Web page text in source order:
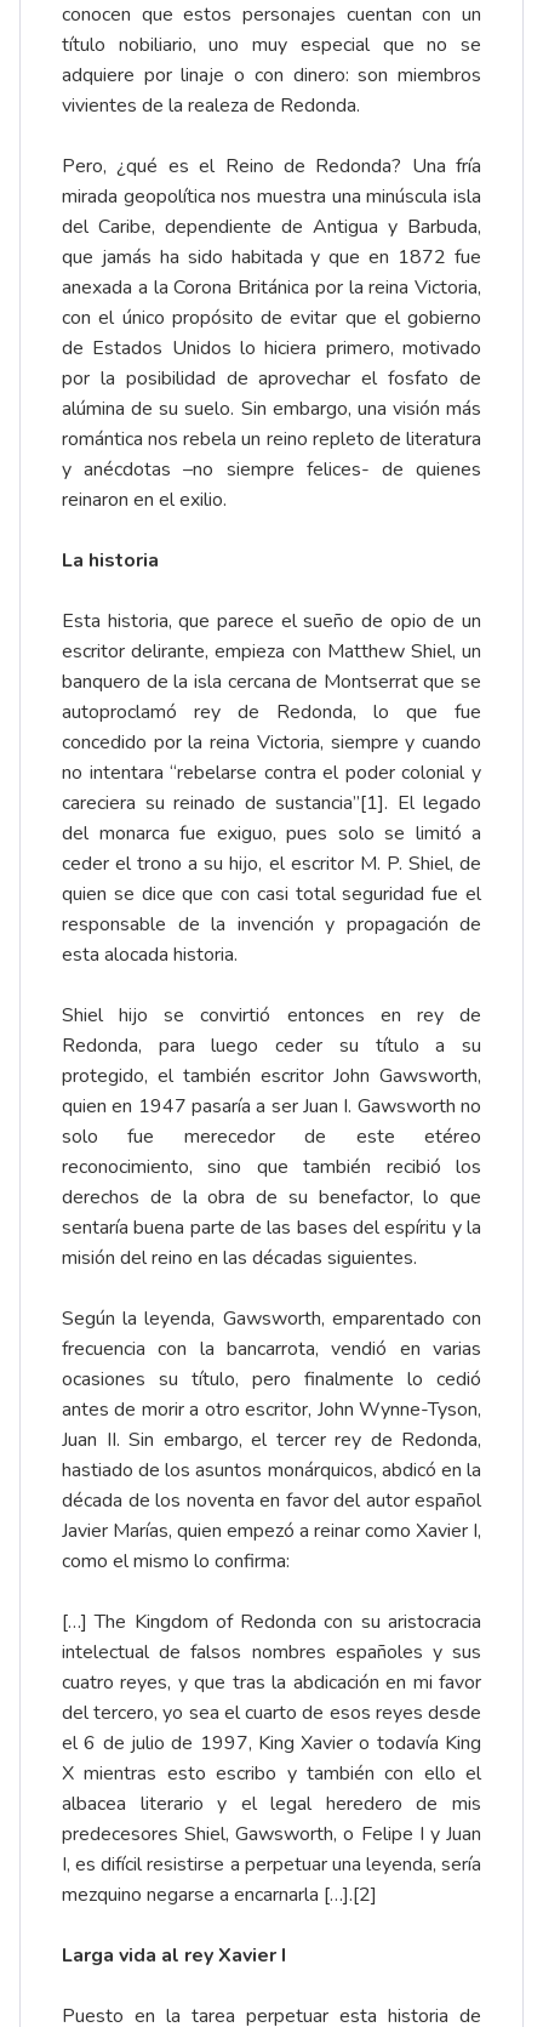
conocen que estos personajes cuentan con un
título nobiliario, uno muy especial que no se
adquiere por linaje o con dinero: son miembros
vivientes de la realeza de Redonda.
Pero, ¿qué es el Reino de Redonda? Una fría
mirada geopolítica nos muestra una minúscula isla
del Caribe, dependiente de Antigua y Barbuda,
que jamás ha sido habitada y que en 1872 fue
anexada a la Corona Británica por la reina Victoria,
con el único propósito de evitar que el gobierno
de Estados Unidos lo hiciera primero, motivado
por la posibilidad de aprovechar el fosfato de
alúmina de su suelo. Sin embargo, una visión más
romántica nos rebela un reino repleto de literatura
y anécdotas –no siempre felices- de quienes
reinaron en el exilio.
La historia
Esta historia, que parece el sueño de opio de un
escritor delirante, empieza con Matthew Shiel, un
banquero de la isla cercana de Montserrat que se
autoproclamó rey de Redonda, lo que fue
concedido por la reina Victoria, siempre y cuando
no intentara “rebelarse contra el poder colonial y
careciera su reinado de sustancia”[1]. El legado
del monarca fue exiguo, pues solo se limitó a
ceder el trono a su hijo, el escritor M. P. Shiel, de
quien se dice que con casi total seguridad fue el
responsable de la invención y propagación de
esta alocada historia.
Shiel hijo se convirtió entonces en rey de
Redonda, para luego ceder su título a su
protegido, el también escritor John Gawsworth,
quien en 1947 pasaría a ser Juan I. Gawsworth no
solo fue merecedor de este etéreo
reconocimiento, sino que también recibió los
derechos de la obra de su benefactor, lo que
sentaría buena parte de las bases del espíritu y la
misión del reino en las décadas siguientes.
Según la leyenda, Gawsworth, emparentado con
frecuencia con la bancarrota, vendió en varias
ocasiones su título, pero finalmente lo cedió
antes de morir a otro escritor, John Wynne-Tyson,
Juan II. Sin embargo, el tercer rey de Redonda,
hastiado de los asuntos monárquicos, abdicó en la
década de los noventa en favor del autor español
Javier Marías, quien empezó a reinar como Xavier I,
como el mismo lo confirma:
[…] The Kingdom of Redonda con su aristocracia
intelectual de falsos nombres españoles y sus
cuatro reyes, y que tras la abdicación en mi favor
del tercero, yo sea el cuarto de esos reyes desde
el 6 de julio de 1997, King Xavier o todavía King
X mientras esto escribo y también con ello el
albacea literario y el legal heredero de mis
predecesores Shiel, Gawsworth, o Felipe I y Juan
I, es difícil resistirse a perpetuar una leyenda, sería
mezquino negarse a encarnarla […].[2]
Larga vida al rey Xavier I
Puesto en la tarea perpetuar esta historia de